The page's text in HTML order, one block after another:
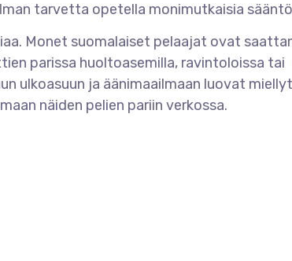
tarvetta opetella monimutkaisia
Monet suomalaiset pelaajat ovat
parissa huoltoasemilla, ravintoloissa tai
ulkoasuun ja äänimaailmaan luovat
näiden pelien pariin verkossa.